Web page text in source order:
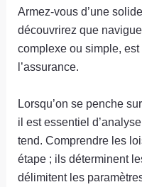
Armez-vous d’une
découvrirez que
complexe ou simple,
l’assurance.
Lorsqu’on se penche
il est essentiel
tend. Comprendre les
étape ; ils déterminent
délimitent les